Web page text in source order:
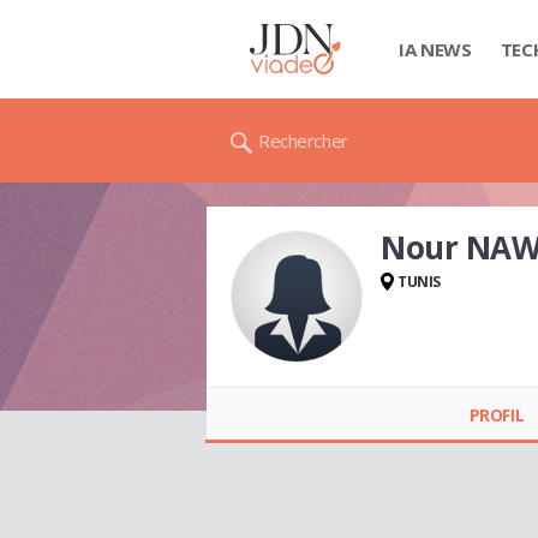
IA NEWS
Rechercher
Nour
TUNIS
PROFIL